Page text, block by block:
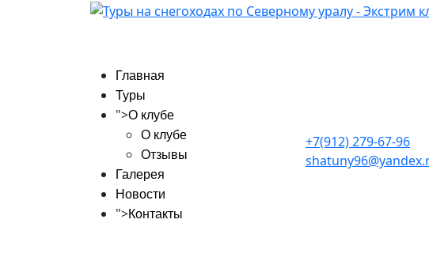
Главная
Туры
">О клубе
О клубе
Отзывы
Галерея
Новости
">Контакты
+7(912) 279-67-96